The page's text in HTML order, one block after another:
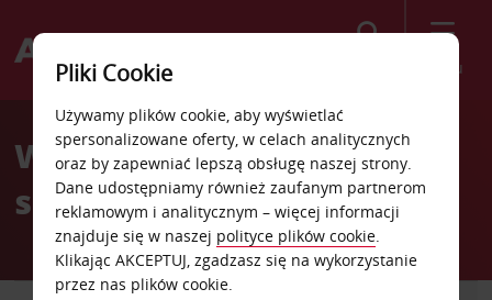
Menu
Welcome
AvisWypożyczalnia
samochodów Roanne
Pliki Cookie
Używamy plików cookie, aby wyświetlać
spersonalizowane oferty, w celach analitycznych
oraz by zapewniać lepszą obsługę naszej strony.
Dane udostępniamy również zaufanym partnerom
reklamowym i analitycznym – więcej informacji
znajduje się w naszej polityce plików cookie.
Klikając AKCEPTUJ, zgadzasz się na wykorzystanie
przez nas plików cookie.